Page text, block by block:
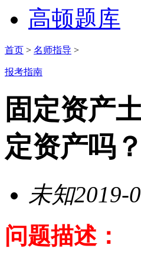
高顿题库
首页 > 名师指导 >
报考指南
固定资产
定资产吗？
未知2019-
问题描述：